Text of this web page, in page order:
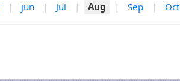
| jun | Jul | Aug | Sep | Oct